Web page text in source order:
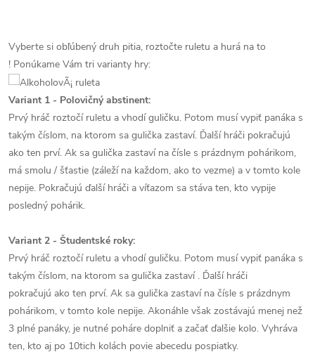
Vyberte si obľúbený druh pitia, roztočte ruletu a hurá na to
! Ponúkame Vám tri varianty hry:
Variant 1 - Polovičný abstinent:
Prvý hráč roztočí ruletu a vhodí guličku. Potom musí vypiť panáka s
takým číslom, na ktorom sa gulička zastaví. Ďalší hráči pokračujú
ako ten prví. Ak sa gulička zastaví na čísle s prázdnym pohárikom,
má smolu / šťastie (záleží na každom, ako to vezme) a v tomto kole
nepije. Pokračujú ďalší hráči a víťazom sa stáva ten, kto vypije
posledný pohárik.
Variant 2 - Študentské roky:
Prvý hráč roztočí ruletu a vhodí guličku. Potom musí vypiť panáka s
takým číslom, na ktorom sa gulička zastaví . Ďalší hráči
pokračujú ako ten prví. Ak sa gulička zastaví na čísle s prázdnym
pohárikom, v tomto kole nepije. Akonáhle však zostávajú menej než
3 plné panáky, je nutné poháre doplniť a začať ďalšie kolo. Vyhráva
ten, kto aj po 10tich kolách povie abecedu pospiatky.